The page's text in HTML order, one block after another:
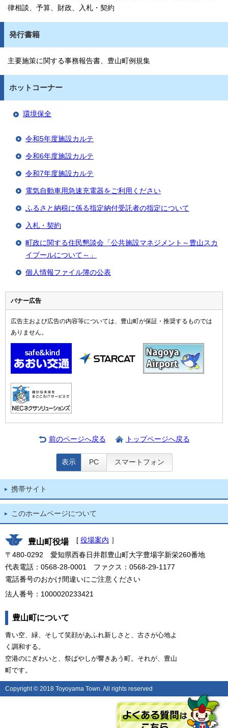
律相談、予算、財政、入札・契約
発行書籍
主要施策に関する事務報告書、豊山町例規集
ホットコーナー
環境保全
令和5年度施設カルテ
令和6年度施設カルテ
令和7年度施設カルテ
電気自動車用急速充電器をご利用ください
ふるさと納税に係る指定納付受託者の指定について
入札・契約
町政に関する住民懇談会「公共施設マネジメント～豊山スカ
イプールについて～」
個人情報ファイル簿の公表
バナー広告
広告主および広告の内容等については、豊山町が保証・推奨するものでは
ありません。
前のページへ戻る トップページへ戻る
表示 PC スマートフォン
携帯サイト
このホームページについて
豊山町役場 [ 役場案内 ］
〒480-0292 愛知県西春日井郡豊山町大字豊場字新栄260番地
代表電話：0568-28-0001 ファクス：0568-29-1177
電話番号のおかけ間違いにご注意ください
法人番号：1000020233421
豊山町について
青い空、緑、そして笑顔があふれ新しさと、古さが心地よ
く調和する。
空港のにぎわいと、祭ばやしが響きあう町。それが、豊山
町です。
Copyright © 2018 Toyoyama Town. All rights reserved